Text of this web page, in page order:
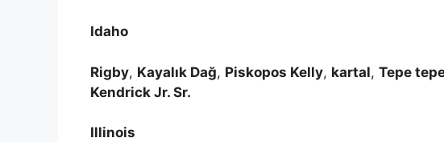
Idaho
Rigby, Kayalık Dağ, Piskopos Kelly, kartal, Tepe
Kendrick Jr. Sr.
Illinois